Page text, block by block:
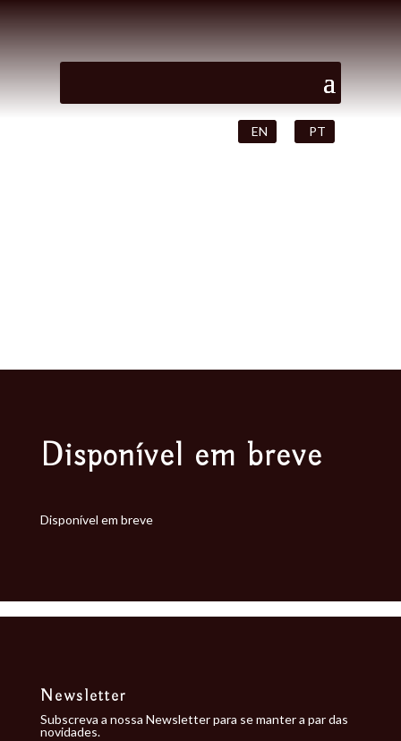
EN PT
Disponível em breve
Disponível em breve
Newsletter
Subscreva a nossa Newsletter para se manter a par das
novidades.